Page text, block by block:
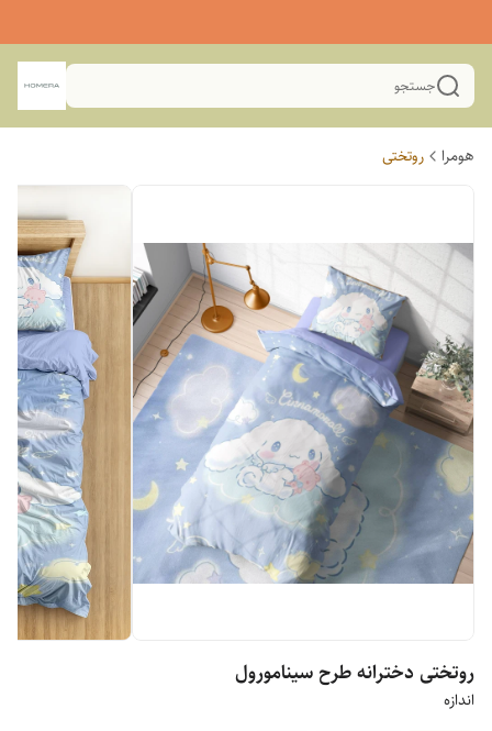
جستجو
هومرا روتختی
روتختی دخترانه طرح سینامورول
اندازه